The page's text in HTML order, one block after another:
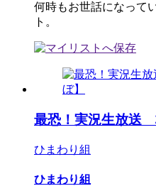
何時もお世話になって
ト。
最恐！実況生放送
ひまわり組
ひまわり組